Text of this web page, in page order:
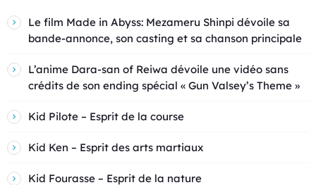
Le film Made in Abyss: Mezameru Shinpi dévoile sa
bande-annonce, son casting et sa chanson principale
L’anime Dara-san of Reiwa dévoile une vidéo sans
crédits de son ending spécial « Gun Valsey’s Theme »
Kid Pilote – Esprit de la course
Kid Ken – Esprit des arts martiaux
Kid Fourasse – Esprit de la nature